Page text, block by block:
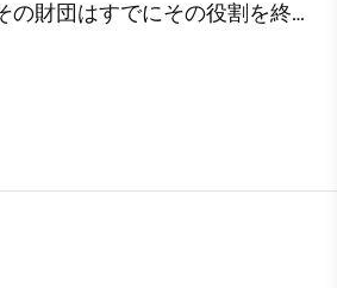
の財団はすでにその役割を終え